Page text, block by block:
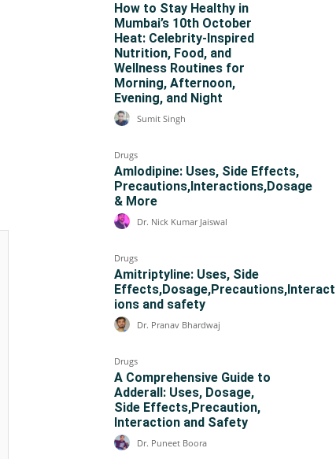
How to Stay Healthy in
Mumbai’s 10th October
Heat: Celebrity-Inspired
Nutrition, Food, and
Wellness Routines for
Morning, Afternoon,
Evening, and Night
Sumit Singh
Drugs
Amlodipine: Uses, Side Effects,
Precautions,Interactions,Dosage
& More
Dr. Nick Kumar Jaiswal
Drugs
Amitriptyline: Uses, Side
Effects,Dosage,Precautions,Interact
ions and safety
Dr. Pranav Bhardwaj
Drugs
A Comprehensive Guide to
Adderall: Uses, Dosage,
Side Effects,Precaution,
Interaction and Safety
Dr. Puneet Boora